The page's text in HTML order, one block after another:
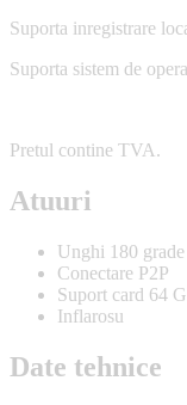
Suporta inregistrare
Suporta sistem de
Pretul contine TVA.
Atuuri
Unghi 180 grade
Conectare P2P
Suport card 64
Inflarosu
Date tehnice